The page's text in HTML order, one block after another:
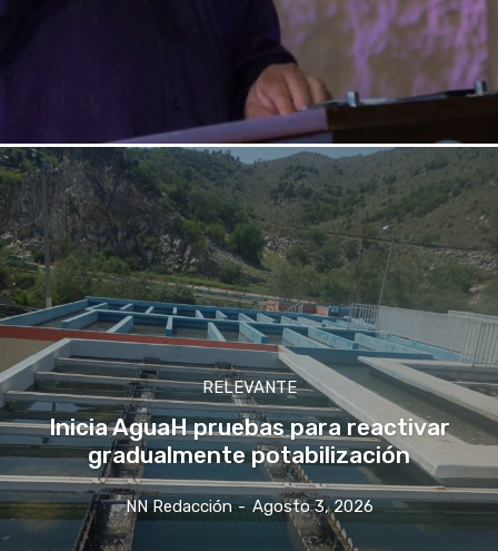
RELEVANTE
Inicia AguaH pruebas para reactivar
gradualmente potabilización
NN Redacción - Agosto 3, 2026